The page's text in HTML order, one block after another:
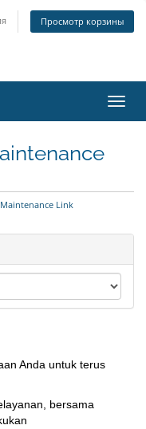
Просмотр корзины
Link
Anda untuk terus
bersama